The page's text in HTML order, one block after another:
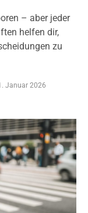
– aber jeder
helfen dir,
zu
Januar 2026